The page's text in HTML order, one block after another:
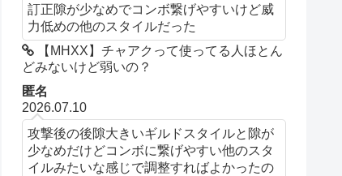
訂正隙が少なめでコンボ繋げやすいけど威
力低めの他のスタイルだった
【MHXX】チャアクって使ってる人ほとん
どみないけど弱いの？
匿名
2026.07.10
攻撃後の後隙大きいギルドスタイルと隙が
少なめだけどコンボに繋げやすい他のスタ
イルみたいな感じで調整すればよかったの